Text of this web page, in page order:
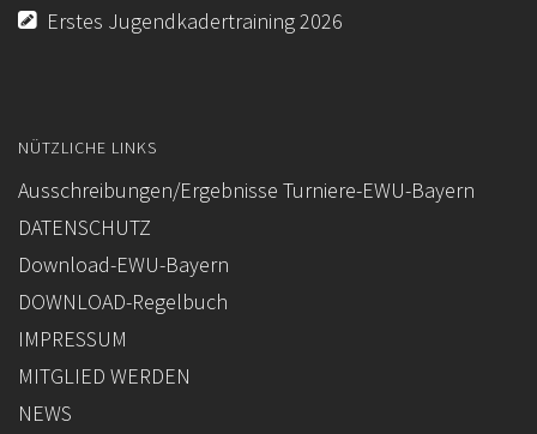
Erstes Jugendkadertraining 2026
NÜTZLICHE LINKS
Ausschreibungen/Ergebnisse Turniere-EWU-Bayern
DATENSCHUTZ
Download-EWU-Bayern
DOWNLOAD-Regelbuch
IMPRESSUM
MITGLIED WERDEN
NEWS